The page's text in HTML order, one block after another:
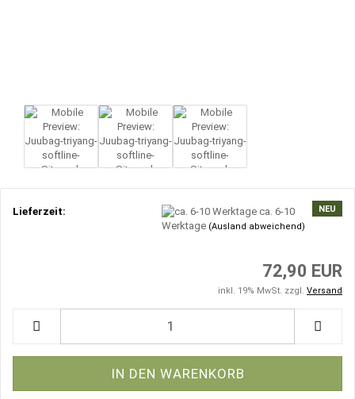
NEU
Lieferzeit:
ca. 6-10
Werktage (Ausland abweichend)
72,90 EUR
inkl. 19% MwSt. zzgl. Versand